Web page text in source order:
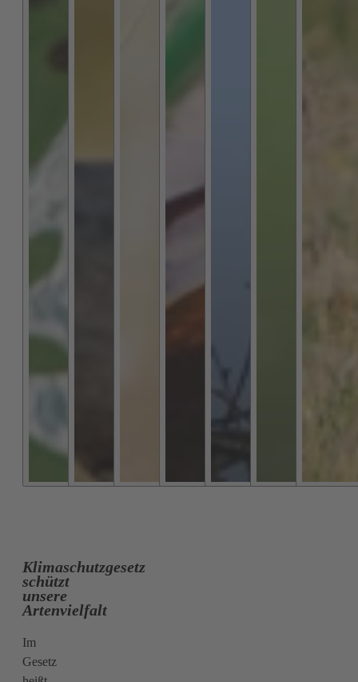
Klimaschutzgesetz
schützt
unsere
Artenvielfalt
Im
Gesetz